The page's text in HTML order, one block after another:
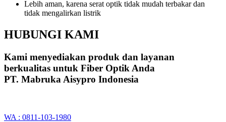
Lebih aman, karena serat optik tidak mudah terbakar dan
tidak mengalirkan listrik
HUBUNGI KAMI
Kami menyediakan produk dan layanan
berkualitas untuk Fiber Optik Anda
PT. Mabruka Aisypro Indonesia
WA : 0811-103-1980